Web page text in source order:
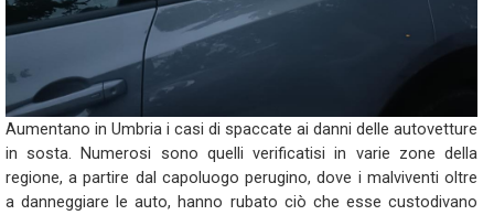
Aumentano in Umbria i casi di spaccate ai danni delle autovetture
in sosta. Numerosi sono quelli verificatisi in varie zone della
regione, a partire dal capoluogo perugino, dove i malviventi oltre
a danneggiare le auto, hanno rubato ciò che esse custodivano